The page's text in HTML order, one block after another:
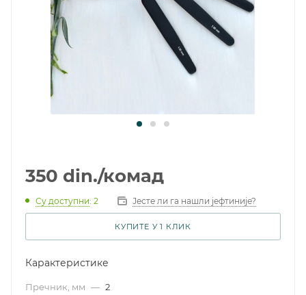
350 din./комад
Су доступни: 2 Јесте ли га нашли јефтиније?
КУПИТЕ У 1 КЛИК
Карактеристике
Пречник, мм — 2